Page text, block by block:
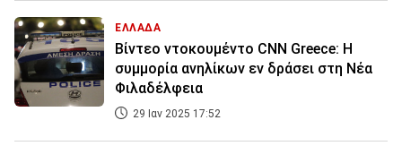
ΕΛΛΑΔΑ
Βίντεο ντοκουμέντο CNN Greece: Η
συμμορία ανηλίκων εν δράσει στη Νέα
Φιλαδέλφεια
29 Ιαν 2025 17:52